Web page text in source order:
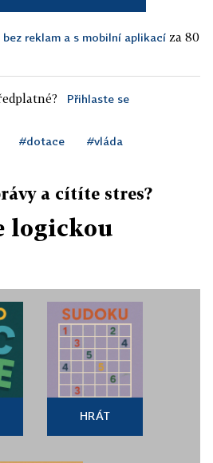
reklam a s mobilní aplikací za 80
Přihlaste se
#dotace #vláda
a cítíte stres?
logickou
HRÁT